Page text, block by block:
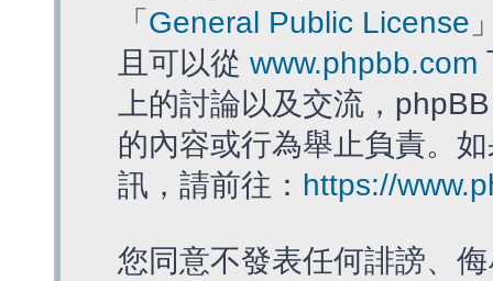
「 General Public License
且可以從 www.phpbb.com
上的討論以及交流，
的內容或行為舉止負責。
訊，請前往： https://
您同意不發表任何誹謗、